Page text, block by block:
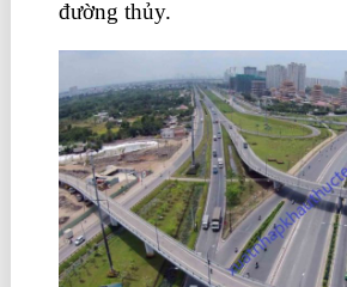
đường thủy.